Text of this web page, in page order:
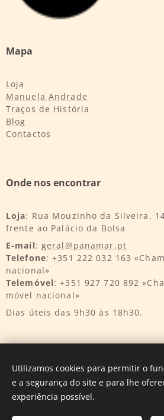
Mapa
Loja
Manuela Andrade
Traços de História
Blog
Contactos
Onde nos encontrar
Loja: Rua Mouzinho da Silveira,
frente ao Palácio da Bolsa
E-mail: geral@panamar.pt
Telefone: +351 222 032 163
nacional»
Telemóvel: +351 927 720 892
móvel nacional»
Dias úteis das 9h30 às 18h30.
Desenvolvido porInnTurtle
Utilizamos cookies para permitir o
e a segurança do site e para lhe
experiência possível.